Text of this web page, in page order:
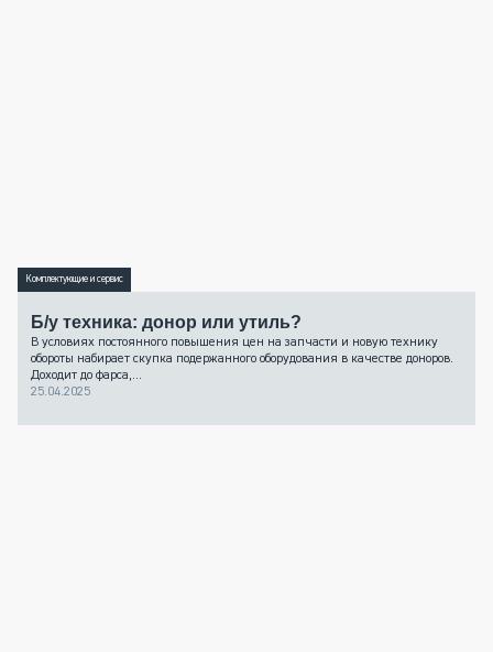
Комплектующие и сервис
Б/у техника: донор или утиль?
В условиях постоянного повышения цен на запчасти и новую технику
обороты набирает скупка подержанного оборудования в качестве доноров.
Доходит до фарса,...
25.04.2025